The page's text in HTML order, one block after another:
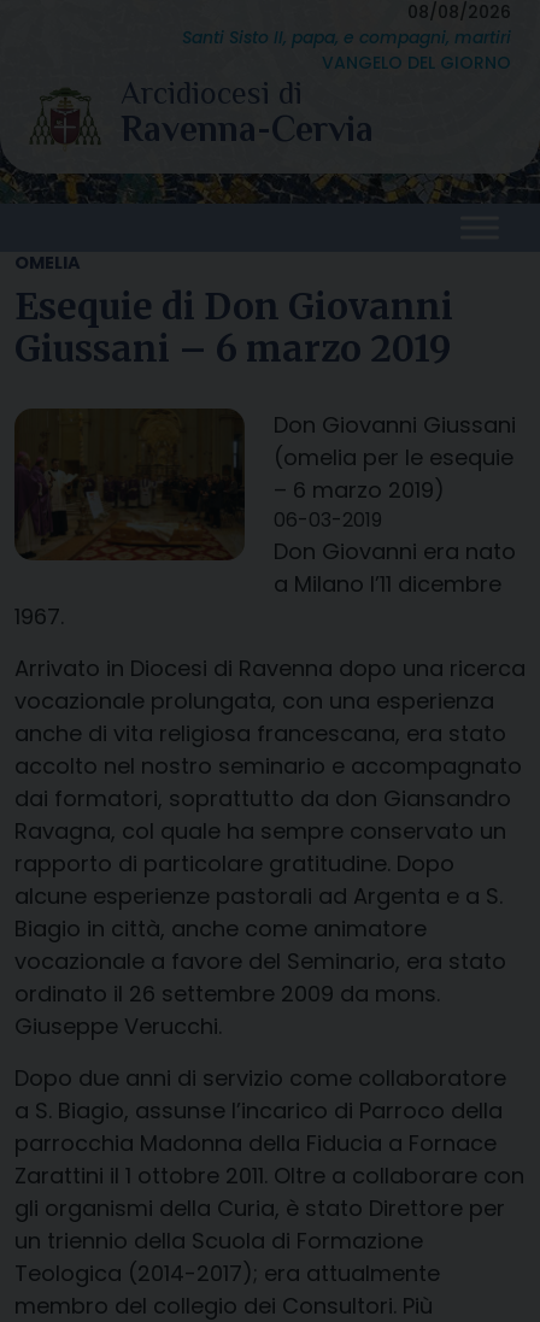
content
08/08/2026
Santi Sisto II, papa, e compagni, martiri
VANGELO DEL GIORNO
OMELIA
Esequie di Don Giovanni
Giussani – 6 marzo 2019
Don Giovanni Giussani
(omelia per le esequie
– 6 marzo 2019)
06-03-2019
Don Giovanni era nato
a Milano l’11 dicembre
1967.
Arrivato in Diocesi di Ravenna dopo una ricerca
vocazionale prolungata, con una esperienza
anche di vita religiosa francescana, era stato
accolto nel nostro seminario e accompagnato
dai formatori, soprattutto da don Giansandro
Ravagna, col quale ha sempre conservato un
rapporto di particolare gratitudine. Dopo
alcune esperienze pastorali ad Argenta e a S.
Biagio in città, anche come animatore
vocazionale a favore del Seminario, era stato
ordinato il 26 settembre 2009 da mons.
Giuseppe Verucchi.
Dopo due anni di servizio come collaboratore
a S. Biagio, assunse l’incarico di Parroco della
parrocchia Madonna della Fiducia a Fornace
Zarattini il 1 ottobre 2011. Oltre a collaborare con
gli organismi della Curia, è stato Direttore per
un triennio della Scuola di Formazione
Teologica (2014-2017); era attualmente
membro del collegio dei Consultori. Più